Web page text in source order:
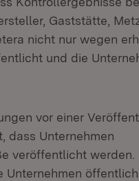
Gaststätte,
nicht nur wegen
und die
vor einer
dass Unternehmen
veröffentlicht werden.
Unternehmen